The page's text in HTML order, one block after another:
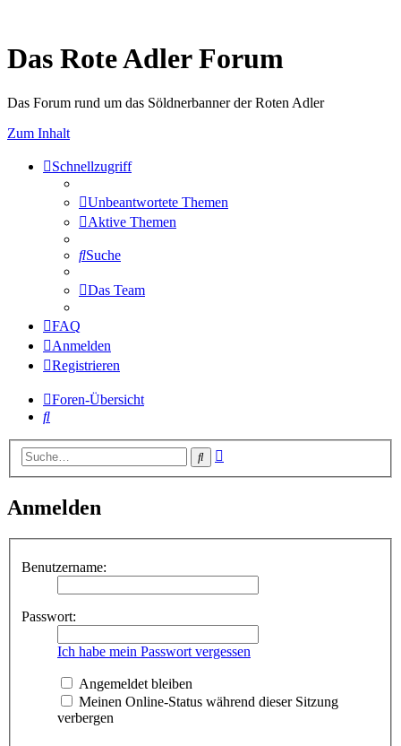
Das Rote Adler Forum
Das Forum rund um das Söldnerbanner der Roten Adler
Zum Inhalt
Schnellzugriff
Unbeantwortete Themen
Aktive Themen
Suche
Das Team
FAQ
Anmelden
Registrieren
Foren-Übersicht
Suche
Suche
Anmelden
Benutzername:
Passwort:
Ich habe mein Passwort vergessen
Angemeldet bleiben
Meinen Online-Status während dieser Sitzung
verbergen